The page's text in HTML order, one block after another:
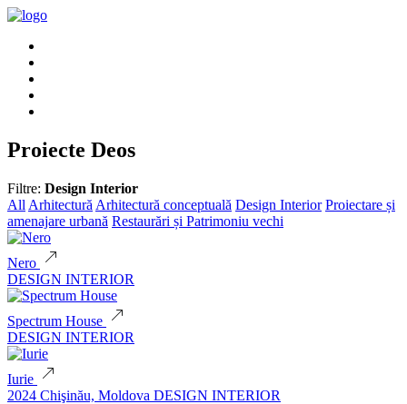
Proiecte Deos
Filtre: Design Interior
All Arhitectură Arhitectură conceptuală Design Interior Proiectare și
amenajare urbană Restaurări și Patrimoniu vechi
Nero
DESIGN INTERIOR
Spectrum House
DESIGN INTERIOR
Iurie
2024 Chişinău, Moldova DESIGN INTERIOR